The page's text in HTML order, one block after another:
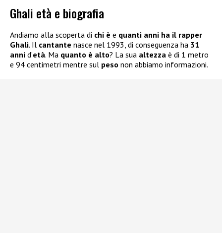
Ghali età e biografia
Andiamo alla scoperta di chi è e quanti anni ha il rapper
Ghali. Il cantante nasce nel 1993, di conseguenza ha 31
anni d’età. Ma quanto è alto? La sua altezza è di 1 metro
e 94 centimetri mentre sul peso non abbiamo informazioni.